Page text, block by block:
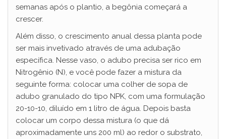
semanas após o plantio, a begônia começará a
crescer.
Além disso, o crescimento anual dessa planta pode
ser mais invetivado através de uma adubação
específica. Nesse vaso, o adubo precisa ser rico em
Nitrogênio (N), e você pode fazer a mistura da
seguinte forma: colocar uma colher de sopa de
adubo granulado do tipo NPK, com uma formulação
20-10-10, diluído em 1 litro de água. Depois basta
colocar um corpo dessa mistura (o que dá
aproximadamente uns 200 ml) ao redor o substrato,